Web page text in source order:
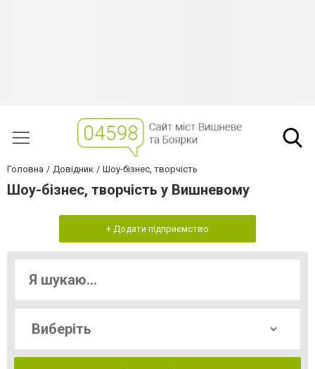
Головна Довідник Шоу-бізнес, творчість
Шоу-бізнес, творчість у Вишневому
+ Додати підприємство